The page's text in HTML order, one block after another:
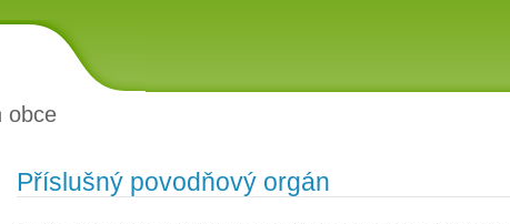
obce
Příslušný povodňový orgán